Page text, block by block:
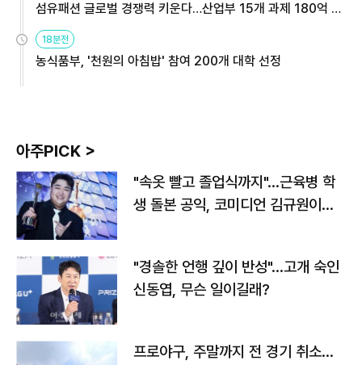
섬유패션 글로벌 경쟁력 키운다…산업부 15개 과제 180억 지
원
18분전
농식품부, '천원의 아침밥' 참여 200개 대학 선정
아주PICK >
"속옷 빨고 졸업식까지"…근육병 학
생 돌본 공익, 코미디언 김규원이었
"경솔한 언행 깊이 반성"…고개 숙인
신동엽, 무슨 일이길래?
프로야구, 주말까지 전 경기 취소…